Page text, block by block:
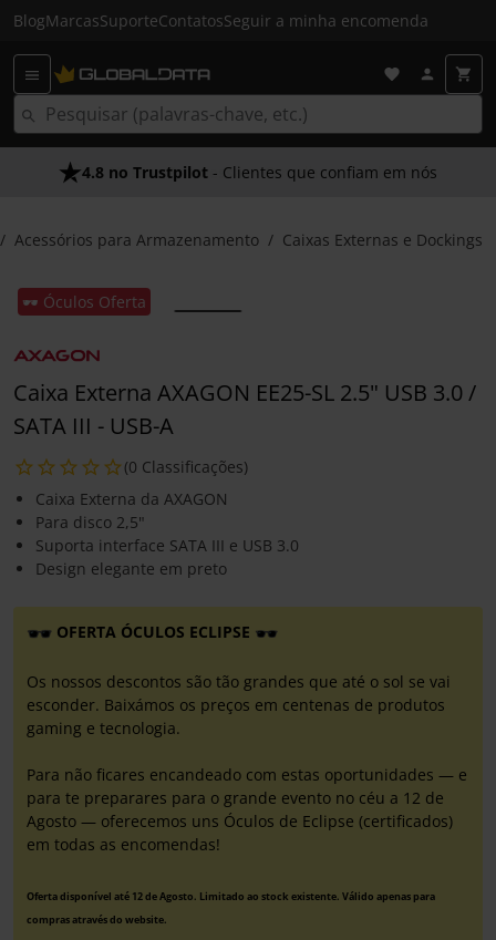
BlogMarcasSuporteContatosSeguir a minha encomenda
4.8 no Trustpilot - Clientes que confiam em nós
Acessórios para Armazenamento Caixas Externas e Dockings
🕶️ Óculos Oferta
Caixa Externa AXAGON EE25-SL 2.5" USB 3.0 /
SATA III - USB-A
(0 Classificações)
Caixa Externa da AXAGON
Para disco 2,5"
Suporta interface SATA III e USB 3.0
Design elegante em preto
OFERTA ÓCULOS ECLIPSE
Os nossos descontos são tão grandes que até o sol se vai
esconder. Baixámos os preços em centenas de produtos
gaming e tecnologia.
Para não ficares encandeado com estas oportunidades — e
para te preparares para o grande evento no céu a 12 de
Agosto — oferecemos uns Óculos de Eclipse (certificados)
em todas as encomendas!
Oferta disponível até 12 de Agosto. Limitado ao stock existente. Válido apenas para
compras através do website.